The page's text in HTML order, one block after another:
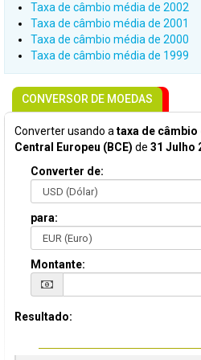
Taxa de câmbio média de 2002
Taxa de câmbio média de 2001
Taxa de câmbio média de 2000
Taxa de câmbio média de 1999
CONVERSOR DE MOEDAS
Converter usando a taxa de
Central Europeu (BCE) de 31 Julho
Converter de:
para:
Montante:
Resultado: